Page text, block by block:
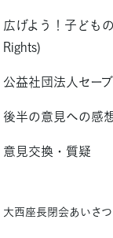
広げよう！子ども
Rights)
公益社団法人セー
後半の意見への感
意見交換・質疑
大西座長閉会あいさつ